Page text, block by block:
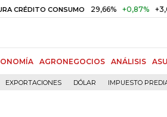
CONSUMO 29,66% +0,87% +3,02%
AGRONEGOCIOS ANÁLISIS
EXPORTACIONES DÓLAR IMPUESTO